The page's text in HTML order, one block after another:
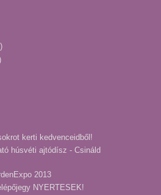
kerti kedvenceidből!
húsvéti ajtódísz - Csináld
2013
NYERTESEK!